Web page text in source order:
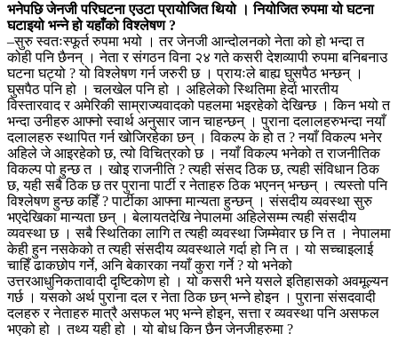
भनेपछि जेनजी परिघटना एउटा प्रायोजित थियो । नियोजित रुपमा यो घटना
घटाइयो भन्ने हो यहाँको विश्लेषण ?
–सुरु स्वतःस्फूर्त रुपमा भयो । तर जेनजी आन्दोलनको नेता को हो भन्दा त
कोही पनि छैनन् । नेता र संगठन विना २४ गते कसरी देशव्यापी रुपमा बनिबनाउ
घटना घट्यो ? यो विश्लेषण गर्न जरुरी छ । प्रायःले बाह्य घुसपैठ भन्छन् ।
घुसपैठ पनि हो । चलखेल पनि हो । अहिलेको स्थितिमा हेर्दा भारतीय
विस्तारवाद र अमेरिकी साम्राज्यवादको पहलमा भइरहेको देखिन्छ । किन भयो त
भन्दा उनीहरु आफ्नो स्वार्थ अनुसार जान चाहन्छन् । पुराना दलालहरुभन्दा नयाँ
दलालहरु स्थापित गर्न खोजिरहेका छन् । विकल्प के हो त ? नयाँ विकल्प भनेर
अहिले जे आइरहेको छ, त्यो विचित्रको छ । नयाँ विकल्प भनेको त राजनीतिक
विकल्प पो हुन्छ त । खोइ राजनीति ? त्यही संसद ठिक छ, त्यही संविधान ठिक
छ, यही सबै ठिक छ तर पुराना पार्टी र नेताहरु ठिक भएनन् भन्छन् । त्यस्तो पनि
विश्लेषण हुन्छ कहिँ ? पार्टीका आफ्ना मान्यता हुन्छन् । संसदीय व्यवस्था सुरु
भएदेखिका मान्यता छन् । बेलायतदेखि नेपालमा अहिलेसम्म त्यही संसदीय
व्यवस्था छ । सबै स्थितिका लागि त त्यही व्यवस्था जिम्मेवार छ नि त । नेपालमा
केही हुन नसकेको त त्यही संसदीय व्यवस्थाले गर्दा हो नि त । यो सच्चाइलाई
चाहिँ ढाकछोप गर्ने, अनि बेकारका नयाँ कुरा गर्ने ? यो भनेको
उत्तरआधुनिकतावादी दृष्टिकोण हो । यो कसरी भने यसले इतिहासको अवमूल्यन
गर्छ । यसको अर्थ पुराना दल र नेता ठिक छन् भन्ने होइन । पुराना संसदवादी
दलहरु र नेताहरु मात्रै असफल भए भन्ने होइन, सत्ता र व्यवस्था पनि असफल
भएको हो । तथ्य यही हो । यो बोध किन छैन जेनजीहरुमा ?